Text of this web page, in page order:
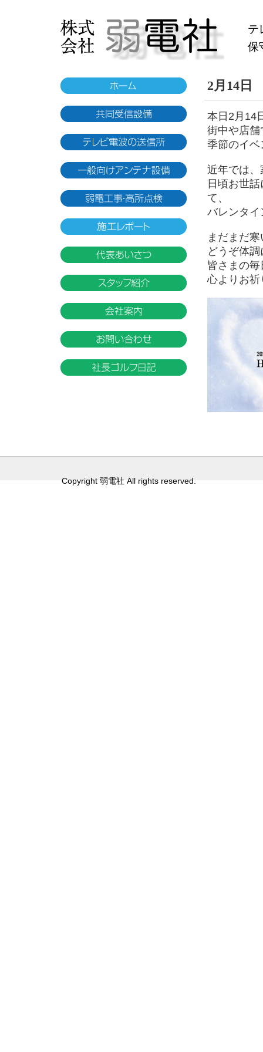
テ
保
2月14日
本日2月14
街中や店
季節のイ
近年では
日頃お世
て、
バレンタ
まだまだ
どうぞ体
皆さまの
心よりお祈
Copyright 弱電社 All rights reserved.